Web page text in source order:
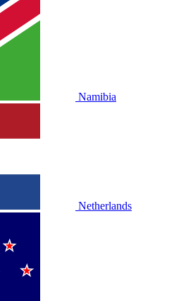
Namibia
Netherlands